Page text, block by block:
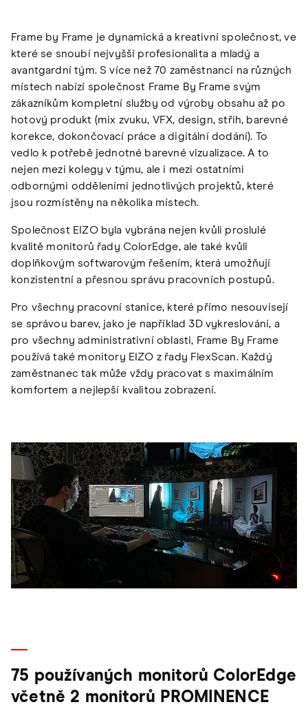
Frame by Frame je dynamická a kreativní společnost, ve
které se snoubí nejvyšší profesionalita a mladý a
avantgardní tým. S více než 70 zaměstnanci na různých
místech nabízí společnost Frame By Frame svým
zákazníkům kompletní služby od výroby obsahu až po
hotový produkt (mix zvuku, VFX, design, střih, barevné
korekce, dokončovací práce a digitální dodání). To
vedlo k potřebě jednotné barevné vizualizace. A to
nejen mezi kolegy v týmu, ale i mezi ostatními
odbornými odděleními jednotlivých projektů, které
jsou rozmístěny na několika místech.
Společnost EIZO byla vybrána nejen kvůli proslulé
kvalitě monitorů řady ColorEdge, ale také kvůli
doplňkovým softwarovým řešením, která umožňují
konzistentní a přesnou správu pracovních postupů.
Pro všechny pracovní stanice, které přímo nesouvisejí
se správou barev, jako je například 3D vykreslování, a
pro všechny administrativní oblasti, Frame By Frame
používá také monitory EIZO z řady FlexScan. Každý
zaměstnanec tak může vždy pracovat s maximálním
komfortem a nejlepší kvalitou zobrazení.
75 používaných monitorů ColorEdge
včetně 2 monitorů PROMINENCE